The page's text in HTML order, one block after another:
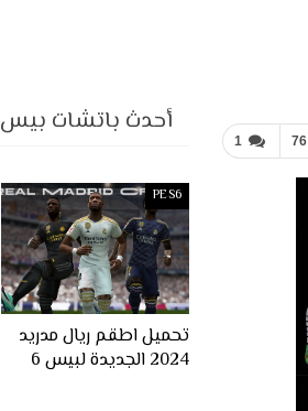
1 76
أحدث باتشات بيس
PES6
تحميل اطقم ريال مدريد
2024 الجديدة لبيس 6